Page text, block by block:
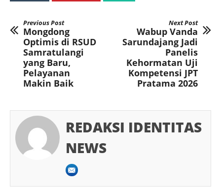
Previous Post
Mongdong
Optimis di RSUD
Samratulangi
yang Baru,
Pelayanan
Makin Baik
Next Post
Wabup Vanda
Sarundajang Jadi
Panelis
Kehormatan Uji
Kompetensi JPT
Pratama 2026
REDAKSI IDENTITAS
NEWS